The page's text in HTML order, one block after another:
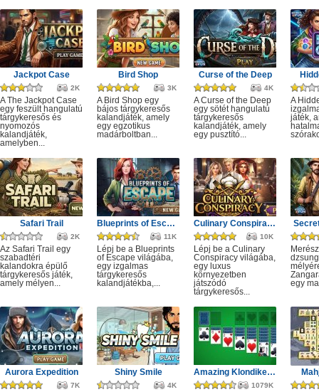
Jackpot Case
2K
A The Jackpot Case
egy feszült hangulatú
tárgykeresős és
nyomozós
kalandjáték,
amelyben...
Bird Shop
3K
A Bird Shop egy
bájos tárgykeresős
kalandjáték, amely
egy egzotikus
madárboltban...
Curse of the Deep
4K
A Curse of the Deep
egy sötét hangulatú
tárgykeresős
kalandjáték, amely
egy pusztító...
A
játék,
Safari Trail
2K
Az Safari Trail egy
szabadtéri
kalandokra épülő
tárgykeresős játék,
amely mélyen...
Blueprints of Escape
11K
Lépj be a Blueprints
of Escape világába,
egy izgalmas
tárgykeresős
kalandjátékba,...
Culinary Conspiracy
10K
Lépj be a Culinary
Conspiracy világába,
egy luxus
környezetben
játszódó
tárgykeresős...
egy
Aurora Expedition
7K
Shiny Smile
4K
Amazing Klondike Solitaire
1079K